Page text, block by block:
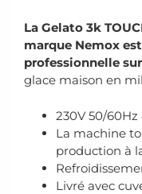
La Gelato 3k
marque Nemox
professionnelle
glace maison en
230V 50/60Hz
La machine
production à
Livré avec